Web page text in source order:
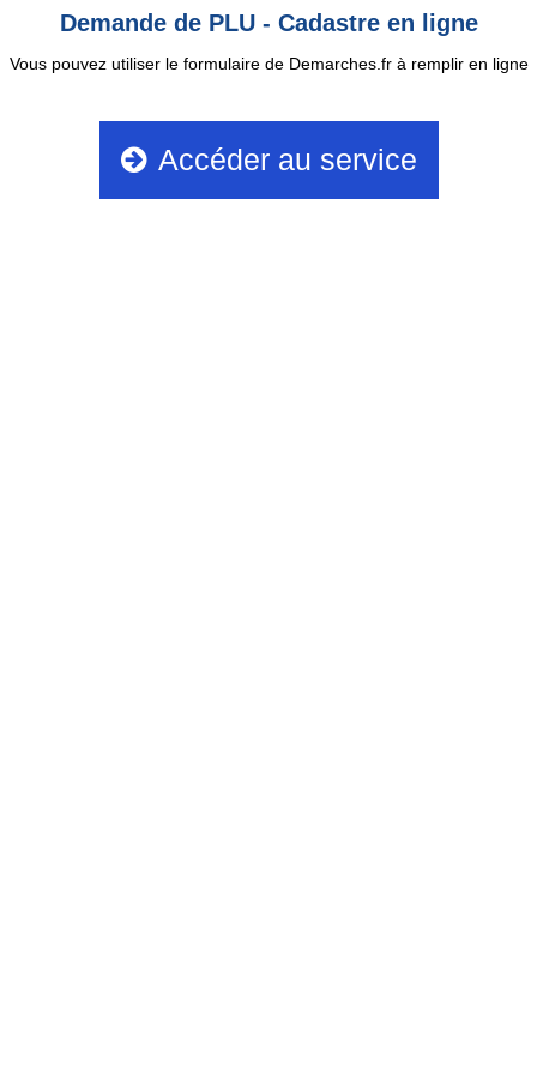
Demande de PLU - Cadastre en ligne
Vous pouvez utiliser le formulaire de Demarches.fr à remplir en ligne
Accéder au service